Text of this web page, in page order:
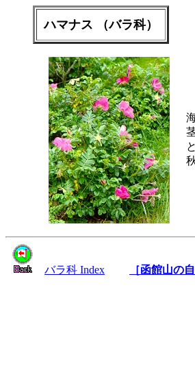
ハマナス （バラ科）
バラ科 Index ［函館山の